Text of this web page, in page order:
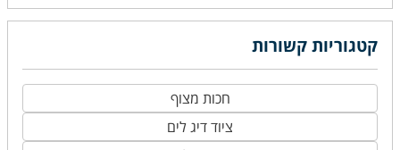
קטגוריות קשורות
חכות מצוף
ציוד דיג לים